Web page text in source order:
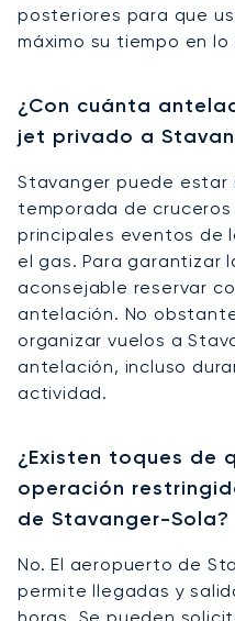
posteriores para que
máximo su tiempo en
¿Con cuánta
jet privado a
Stavanger puede estar
temporada de
principales eventos de
el gas. Para garantizar
aconsejable reservar
antelación. No
organizar vuelos a
antelación, incluso
actividad.
¿Existen toques de
operación
de Stavanger-Sola?
No. El aeropuerto de
permite llegadas y
horas. Se pueden